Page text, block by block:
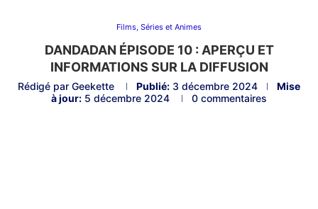
Films, Séries et Animes
DANDADAN ÉPISODE 10 : APERÇU ET
INFORMATIONS SUR LA DIFFUSION
Rédigé par Geekette Publié: 3 décembre 2024
Mise
à jour: 5 décembre 2024 0 commentaires